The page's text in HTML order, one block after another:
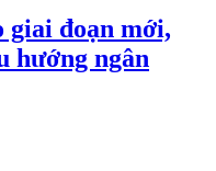
giai đoạn mới,
hướng ngân